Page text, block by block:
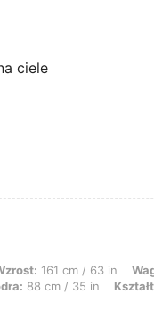
ciele
cm / 63 in, Waga: 54 kg /
161 cm / 63 in
88 cm / 35 in